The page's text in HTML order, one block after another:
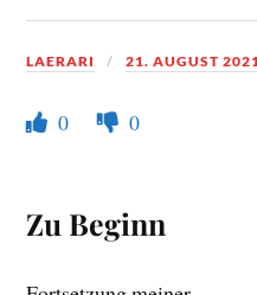
LAERARI 21. AUGUST
0 0
Zu Beginn